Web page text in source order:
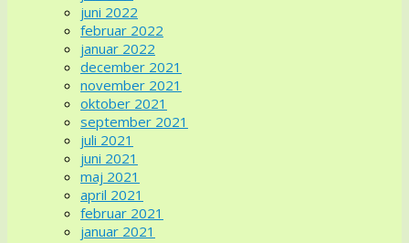
juni 2022
februar 2022
januar 2022
december 2021
november 2021
oktober 2021
september 2021
juli 2021
juni 2021
maj 2021
april 2021
februar 2021
januar 2021